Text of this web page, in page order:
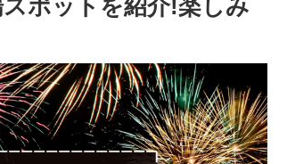
ポットを紹介!楽しみ